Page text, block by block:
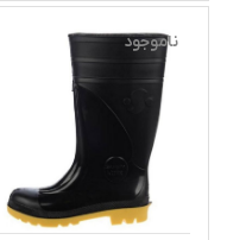
ناموجود